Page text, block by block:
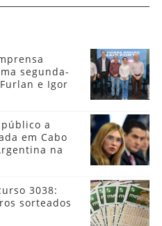
segunda-
e Igor
a
em Cabo
na
3038:
sorteados